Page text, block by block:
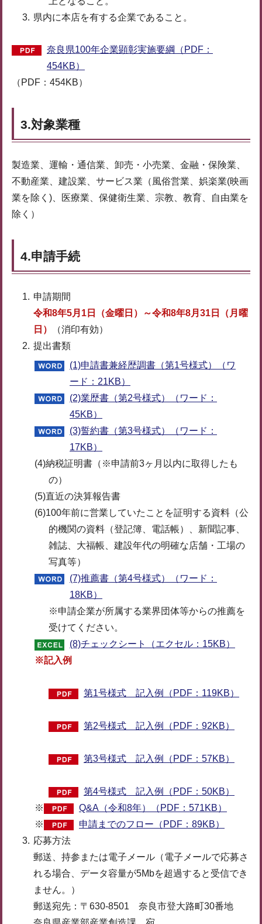
県内に本店を有する企業であること。
奈良県100年企業顕彰実施要綱（PDF：
454KB）
（PDF：454KB）
3.対象業種
製造業、運輸・通信業、卸売・小売業、金融・保険業、
不動産業、建設業、サービス業（風俗営業、娯楽業(映画
業を除く)、医療業、保健衛生業、宗教、教育、自由業を
除く）
4.申請手続
申請期間
令和8年5月1日（金曜日）～令和8年8月31日（月曜
日）
（消印有効）
提出書類
(1)申請書兼経歴調書（第1号様式）（ワ
ード：21KB）
(2)業歴書（第2号様式）（ワード：
45KB）
(3)誓約書（第3号様式）（ワード：
17KB）
(4)納税証明書（※申請前3ヶ月以内に取得したも
の）
(5)直近の決算報告書
(6)100年前に営業していたことを証明する資料（公
的機関の資料（登記簿、電話帳）、新聞記事、
雑誌、大福帳、建設年代の明確な店舗・工場の
写真等）
(7)推薦書（第4号様式）（ワード：
18KB）
※申請企業が所属する業界団体等からの推薦を
受けてください。
(8)チェックシート（エクセル：15KB）
※記入例
第1号様式 記入例（PDF：119KB）
第2号様式 記入例（PDF：92KB）
第3号様式 記入例（PDF：57KB）
第4号様式 記入例（PDF：50KB）
※
Q&A（令和8年）（PDF：571KB）
※
申請までのフロー（PDF：89KB）
応募方法
郵送、持参または電子メール（電子メールで応募さ
れる場合、データ容量が5Mbを超過すると受信でき
ません。）
郵送宛先：〒630-8501 奈良市登大路町30番地